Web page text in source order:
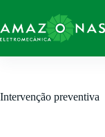
Intervenção preventiva